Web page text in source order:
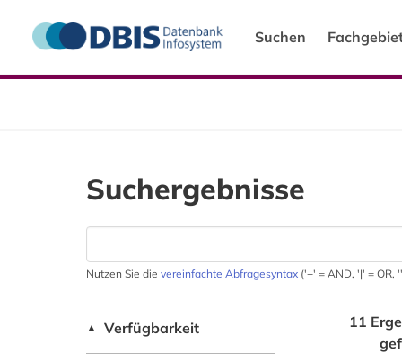
Suchen
Suchergebnisse
Nutzen Sie die vereinfachte Abfragesyntax ('+' = AND, '|' = OR,
▲ Verfügbarkeit
11